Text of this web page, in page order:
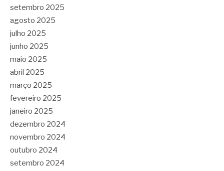
setembro 2025
agosto 2025
julho 2025
junho 2025
maio 2025
abril 2025
março 2025
fevereiro 2025
janeiro 2025
dezembro 2024
novembro 2024
outubro 2024
setembro 2024